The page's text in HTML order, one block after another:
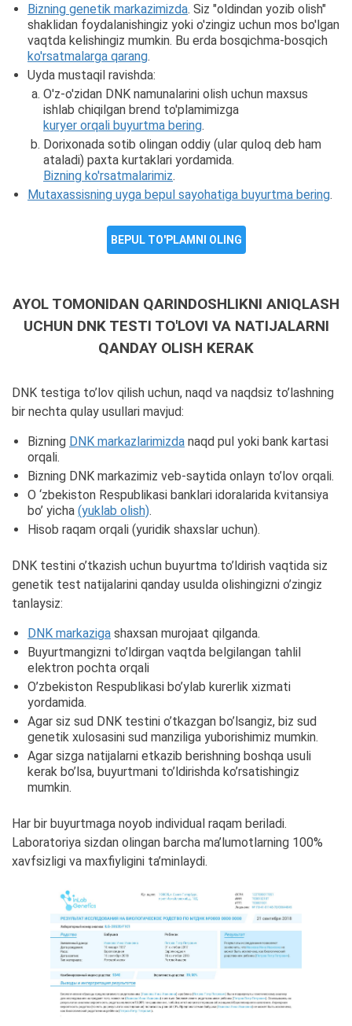
Bizning genetik markazimizda. Siz "oldindan yozib olish"
shaklidan foydalanishingiz yoki o'zingiz uchun mos bo'lgan
vaqtda kelishingiz mumkin. Bu erda bosqichma-bosqich
ko'rsatmalarga qarang.
Uyda mustaqil ravishda:
O'z-o'zidan DNK namunalarini olish uchun maxsus
ishlab chiqilgan brend to'plamimizga
kuryer orqali buyurtma bering.
Dorixonada sotib olingan oddiy (ular quloq deb ham
ataladi) paxta kurtaklari yordamida.
Bizning ko'rsatmalarimiz.
Mutaxassisning uyga bepul sayohatiga buyurtma bering.
BEPUL TO'PLAMNI OLING
AYOL TOMONIDAN QARINDOSHLIKNI ANIQLASH
UCHUN DNK TESTI TO'LOVI VA NATIJALARNI
QANDAY OLISH KERAK
DNK testiga to’lov qilish uchun, naqd va naqdsiz to’lashning
bir nechta qulay usullari mavjud:
Bizning DNK markazlarimizda naqd pul yoki bank kartasi
orqali.
Bizning DNK markazimiz veb-saytida onlayn to’lov orqali.
O ‘zbekiston Respublikasi banklari idoralarida kvitansiya
bo’ yicha (yuklab olish).
Hisob raqam orqali (yuridik shaxslar uchun).
DNK testini o’tkazish uchun buyurtma to’ldirish vaqtida siz
genetik test natijalarini qanday usulda olishingizni o’zingiz
tanlaysiz:
DNK markaziga shaxsan murojaat qilganda.
Buyurtmangizni to’ldirgan vaqtda belgilangan tahlil
elektron pochta orqali
O’zbekiston Respublikasi bo’ylab kurerlik xizmati
yordamida.
Agar siz sud DNK testini o’tkazgan bo’lsangiz, biz sud
genetik xulosasini sud manziliga yuborishimiz mumkin.
Agar sizga natijalarni etkazib berishning boshqa usuli
kerak bo’lsa, buyurtmani to’ldirishda ko’rsatishingiz
mumkin.
Har bir buyurtmaga noyob individual raqam beriladi.
Laboratoriya sizdan olingan barcha ma’lumotlarning 100%
xavfsizligi va maxfiyligini ta’minlaydi.